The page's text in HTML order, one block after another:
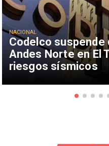
Codelco
Andes Norte en El
riesgos sísmicos
NACIONAL